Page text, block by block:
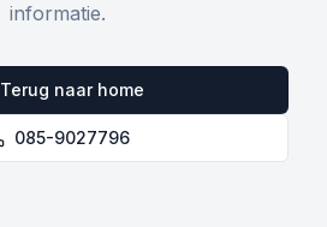
informatie.
Terug naar home
085-9027796